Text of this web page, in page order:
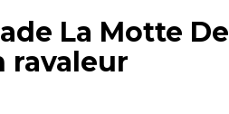
La Motte De
ravaleur